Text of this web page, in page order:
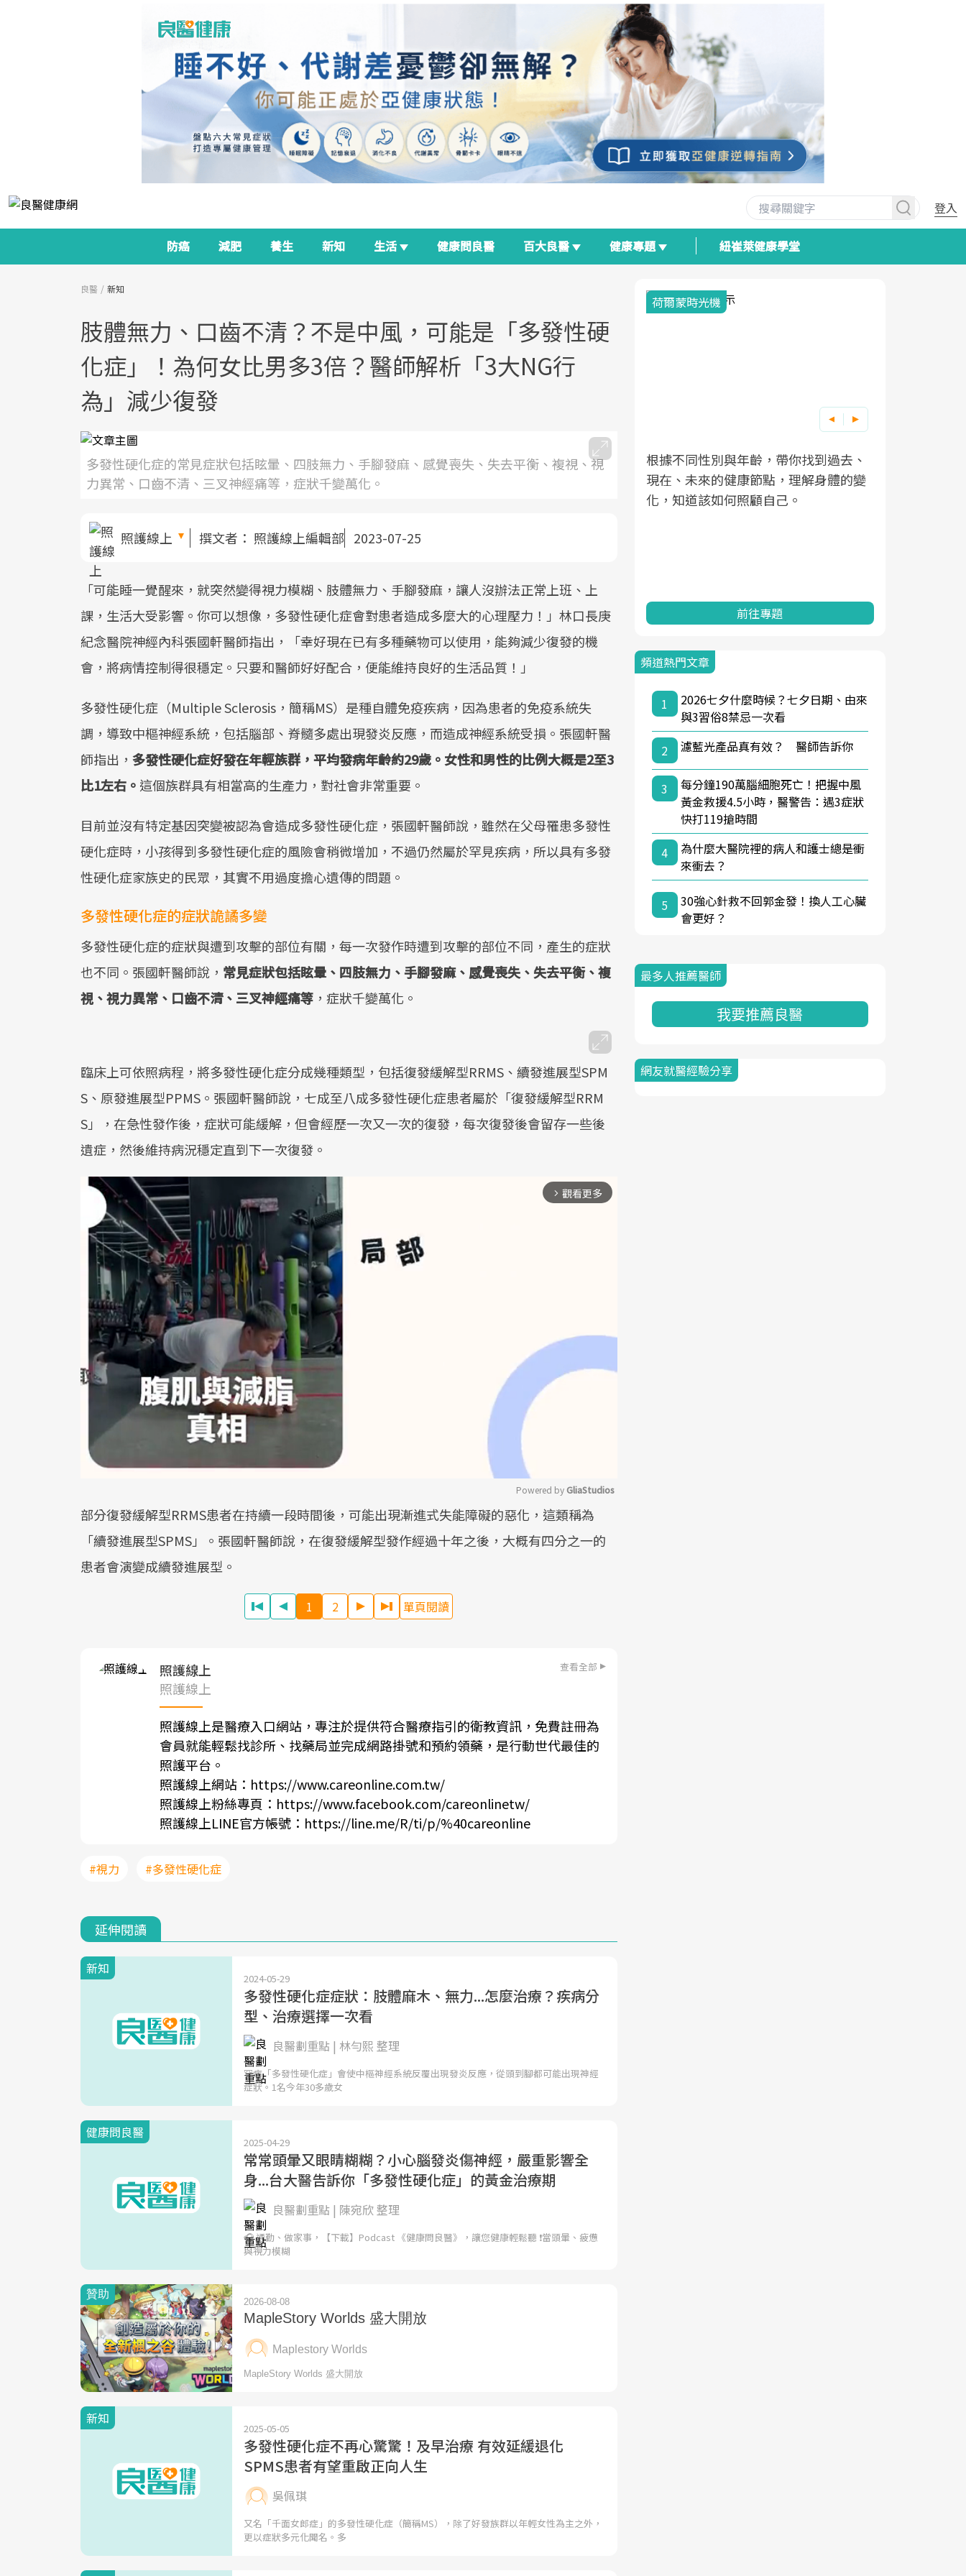
登入
防癌 減肥 養生 新知 生活 健康問良醫 百大良醫 健康專題 紐崔萊健康學堂
良醫 新知
肢體無力、口齒不清？不是中風，可能是「多發性硬
化症」！為何女比男多3倍？醫師解析「3大NG行
為」減少復發
多發性硬化症的常見症狀包括眩暈、四肢無力、手腳發麻、感覺喪失、失去平衡、複視、視
力異常、口齒不清、三叉神經痛等，症狀千變萬化。
照護線上 撰文者： 照護線上編輯部 2023-07-25
「可能睡一覺醒來，就突然變得視力模糊、肢體無力、手腳發麻，讓人沒辦法正常上班、上
課，生活大受影響。你可以想像，多發性硬化症會對患者造成多麼大的心理壓力！」林口長庚
紀念醫院神經內科張國軒醫師指出，「幸好現在已有多種藥物可以使用，能夠減少復發的機
會，將病情控制得很穩定。只要和醫師好好配合，便能維持良好的生活品質！」
多發性硬化症（Multiple Sclerosis，簡稱MS）是種自體免疫疾病，因為患者的免疫系統失
調，導致中樞神經系統，包括腦部、脊髓多處出現發炎反應，而造成神經系統受損。張國軒醫
師指出， 多發性硬化症好發在年輕族群，平均發病年齡約29歲。女性和男性的比例大概是2至3
比1左右。 這個族群具有相當高的生產力，對社會非常重要。
目前並沒有特定基因突變被認為會造成多發性硬化症，張國軒醫師說，雖然在父母罹患多發性
硬化症時，小孩得到多發性硬化症的風險會稍微增加，不過仍然屬於罕見疾病，所以具有多發
性硬化症家族史的民眾，其實不用過度擔心遺傳的問題。
多發性硬化症的症狀詭譎多變
多發性硬化症的症狀與遭到攻擊的部位有關，每一次發作時遭到攻擊的部位不同，產生的症狀
也不同。張國軒醫師說， 常見症狀包括眩暈、四肢無力、手腳發麻、感覺喪失、失去平衡、複
視、視力異常、口齒不清、三叉神經痛等 ，症狀千變萬化。
臨床上可依照病程，將多發性硬化症分成幾種類型，包括復發緩解型RRMS、續發進展型SPM
S、原發進展型PPMS。張國軒醫師說，七成至八成多發性硬化症患者屬於「復發緩解型RRM
S」，在急性發作後，症狀可能緩解，但會經歷一次又一次的復發，每次復發後會留存一些後
遺症，然後維持病況穩定直到下一次復發。
arrow_forward_ios 觀看更多
Mute
Powered by GliaStudios
部分復發緩解型RRMS患者在持續一段時間後，可能出現漸進式失能障礙的惡化，這類稱為
「續發進展型SPMS」。張國軒醫師說，在復發緩解型發作經過十年之後，大概有四分之一的
患者會演變成續發進展型。
1 2 單頁閱讀
照護線上 查看全部
照護線上
照護線上是醫療入口網站，專注於提供符合醫療指引的衛教資訊，免費註冊為
會員就能輕鬆找診所、找藥局並完成網路掛號和預約領藥，是行動世代最佳的
照護平台。
照護線上網站： https://www.careonline.com.tw/
照護線上粉絲專頁： https://www.facebook.com/careonlinetw/
照護線上LINE官方帳號： https://line.me/R/ti/p/%40careonline
#視力 #多發性硬化症
延伸閱讀
新知
2024-05-29
多發性硬化症症狀：肢體麻木、無力...怎麼治療？疾病分
型、治療選擇一次看
良醫劃重點 | 林勻熙 整理
罕病「多發性硬化症」會使中樞神經系統反覆出現發炎反應，從頭到腳都可能出現神經
症狀。1名今年30多歲女
健康問良醫
2025-04-29
常常頭暈又眼睛糊糊？小心腦發炎傷神經，嚴重影響全
身...台大醫告訴你「多發性硬化症」的黃金治療期
良醫劃重點 | 陳宛欣 整理
🎧 通勤、做家事，【下載】Podcast 《健康問良醫》，讓您健康輕鬆聽 ❗當頭暈、疲憊
與視力模糊
新知
2025-05-05
多發性硬化症不再心驚驚！及早治療 有效延緩退化
SPMS患者有望重啟正向人生
吳佩琪
又名「千面女郎症」的多發性硬化症（簡稱MS），除了好發族群以年輕女性為主之外，
更以症狀多元化聞名。多
面對超高齡社會的浪潮，台灣正在快速
關注的核心議題。然而，健檢不只是醫
狀況、啟動健康管理的重要起點。
前往專題
2025年，就到良醫生活祭體驗「一站式
前往專題
良醫健康網從「換季的身體變化」出
前往專題
荷爾蒙時光機
根據不同性別與年齡，帶你找到過去、
現在、未來的健康節點，理解身體的變
化，知道該如何照顧自己。
前往專題
頻道熱門文章
1
2026七夕什麼時候？七夕日期、由來
與3習俗8禁忌一次看
2
濾藍光產品真有效？ 醫師告訴你
3
每分鐘190萬腦細胞死亡！把握中風
黃金救援4.5小時，醫警告：遇3症狀
快打119搶時間
4
為什麼大醫院裡的病人和護士總是衝
來衝去？
5
30強心針救不回郭金發！換人工心臟
會更好？
最多人推薦醫師
我要推薦良醫
網友就醫經驗分享